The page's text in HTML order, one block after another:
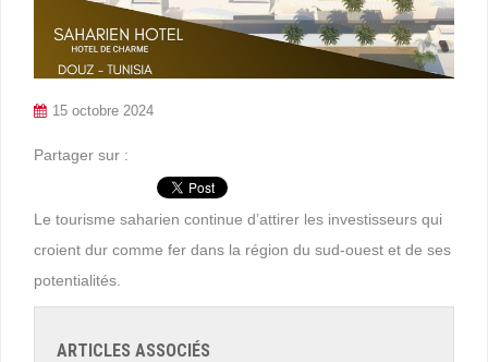
15 octobre 2024
Partager sur :
Le tourisme saharien continue d’attirer les investisseurs qui
croient dur comme fer dans la région du sud-ouest et de ses
potentialités.
ARTICLES ASSOCIÉS